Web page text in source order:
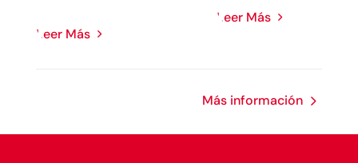
Leer Más
Leer Más
Más información